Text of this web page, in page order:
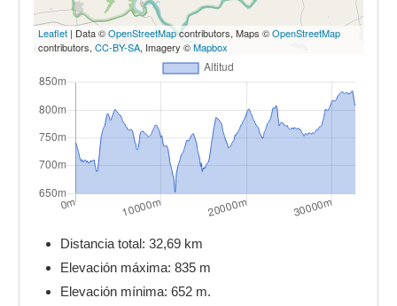
Leaflet | Data ©OpenStreetMapcontributors, Maps ©OpenStreetMap
contributors, CC-BY-SA, Imagery ©Mapbox
Distancia total: 32,69 km
Elevación máxima: 835 m
Elevación mínima: 652 m.